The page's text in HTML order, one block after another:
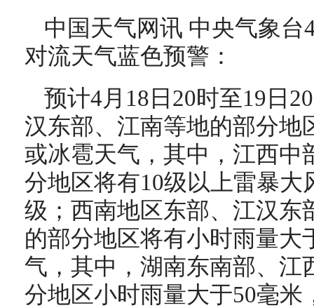
中国天气网讯 中央气象台
对流天气蓝色预警：
预计4月18日20时至19日
汉东部、江南等地的部分地
或冰雹天气，其中，江西中
分地区将有10级以上雷暴大
级；西南地区东部、江汉东
的部分地区将有小时雨量大
气，其中，湖南东南部、江
分地区小时雨量大于50毫米